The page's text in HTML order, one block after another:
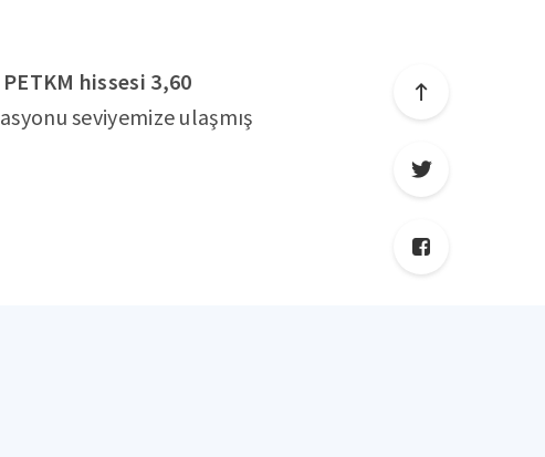
PETKM hissesi 3,60
seviyemize ulaşmış